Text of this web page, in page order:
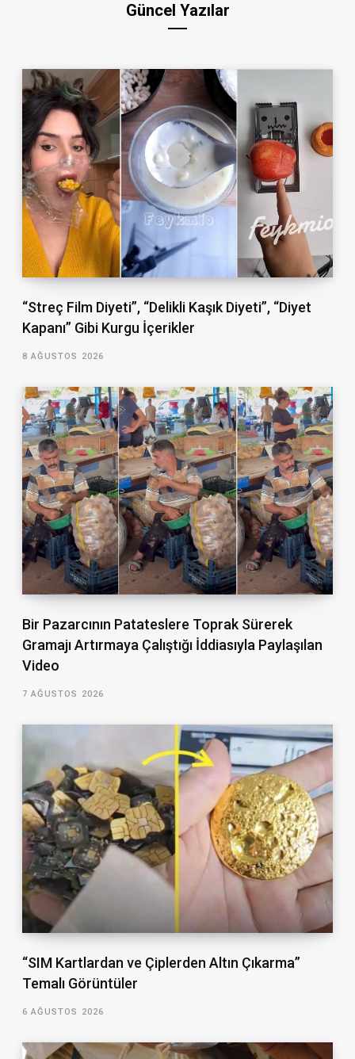
Güncel Yazılar
“Streç Film Diyeti”, “Delikli Kaşık Diyeti”, “Diyet
Kapanı” Gibi Kurgu İçerikler
8 AĞUSTOS 2026
Bir Pazarcının Patateslere Toprak Sürerek
Gramajı Artırmaya Çalıştığı İddiasıyla Paylaşılan
Video
7 AĞUSTOS 2026
“SIM Kartlardan ve Çiplerden Altın Çıkarma”
Temalı Görüntüler
6 AĞUSTOS 2026